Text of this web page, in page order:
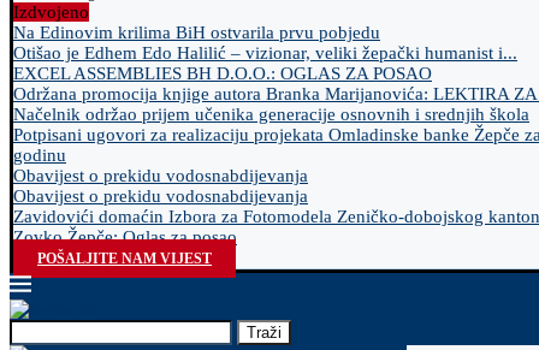
Izdvojeno
Na Edinovim krilima BiH ostvarila prvu pobjedu
Otišao je Edhem Edo Halilić – vizionar, veliki žepački humanist i...
EXCEL ASSEMBLIES BH D.O.O.: OGLAS ZA POSAO
Održana promocija knjige autora Branka Marijanovića: LEKTIRA
Načelnik održao prijem učenika generacije osnovnih i srednjih škola
Potpisani ugovori za realizaciju projekata Omladinske banke Žepče
godinu
Obavijest o prekidu vodosnabdijevanja
Obavijest o prekidu vodosnabdijevanja
Zavidovići domaćin Izbora za Fotomodela Zeničko-dobojskog
Zovko Žepče: Oglas za posao
POŠALJITE NAM VIJEST
Traži